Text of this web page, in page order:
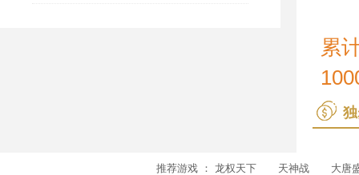
累
推荐游戏 ： 龙权天下 天神战 大唐